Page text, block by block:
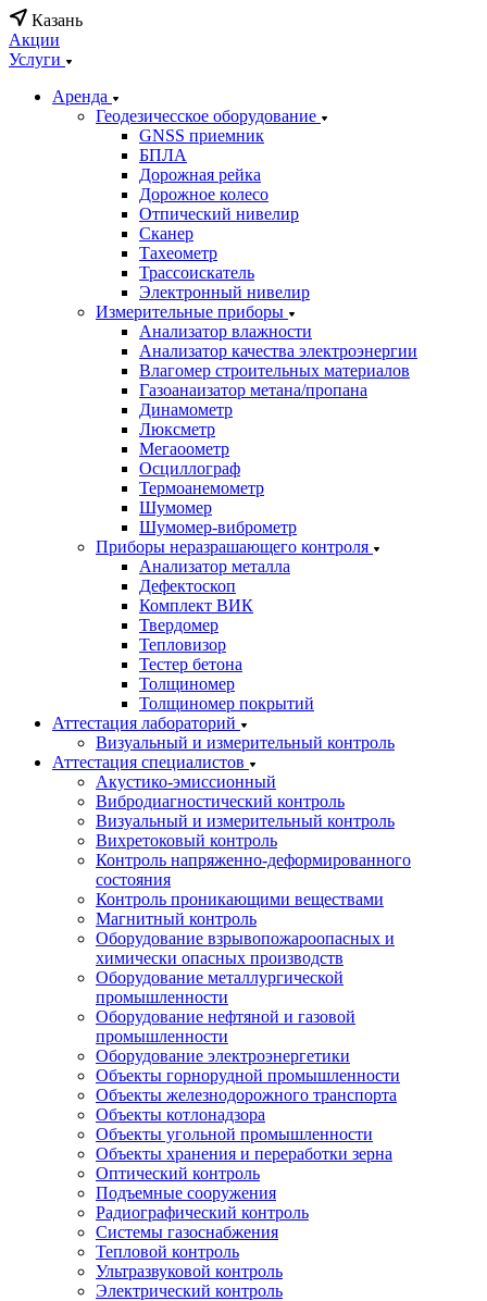
Казань
Акции
Услуги
Аренда
Геодезичесское оборудование
GNSS приемник
БПЛА
Дорожная рейка
Дорожное колесо
Отпический нивелир
Сканер
Тахеометр
Трассоискатель
Электронный нивелир
Измерительные приборы
Анализатор влажности
Анализатор качества электроэнергии
Влагомер строительных материалов
Газоанаизатор метана/пропана
Динамометр
Люксметр
Мегаоометр
Осциллограф
Термоанемометр
Шумомер
Шумомер-виброметр
Приборы неразрашающего контроля
Анализатор металла
Дефектоскоп
Комплект ВИК
Твердомер
Тепловизор
Тестер бетона
Толщиномер
Толщиномер покрытий
Аттестация лабораторий
Визуальный и измерительный контроль
Аттестация специалистов
Акустико-эмиссионный
Вибродиагностический контроль
Визуальный и измерительный контроль
Вихретоковый контроль
Контроль напряженно-деформированного
состояния
Контроль проникающими веществами
Магнитный контроль
Оборудование взрывопожароопасных и
химически опасных производств
Оборудование металлургической
промышленности
Оборудование нефтяной и газовой
промышленности
Оборудование электроэнергетики
Объекты горнорудной промышленности
Объекты железнодорожного транспорта
Объекты котлонадзора
Объекты угольной промышленности
Объекты хранения и переработки зерна
Оптический контроль
Подъемные сооружения
Радиографический контроль
Системы газоснабжения
Тепловой контроль
Ультразвуковой контроль
Электрический контроль